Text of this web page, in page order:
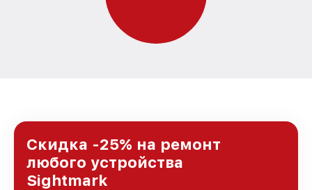
Скидка -25% на ремонт
любого устройства
Sightmark